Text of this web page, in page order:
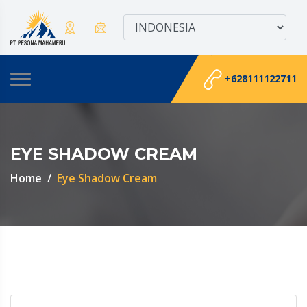
+628111122711
EYE SHADOW CREAM
Home Eye Shadow Cream